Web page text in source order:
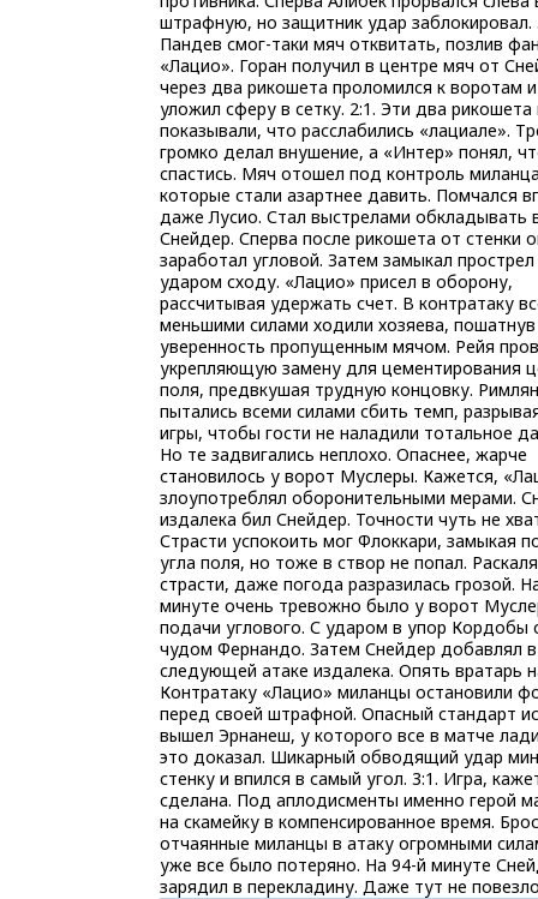
штрафную, но защитник удар заблокировал.
Пандев смог-таки мяч отквитать, позлив
«Лацио». Горан получил в центре мяч от
через два рикошета проломился к воротам
уложил сферу в сетку. 2:1. Эти два рикошета
показывали, что расслабились «лациале».
громко делал внушение, а «Интер» понял,
спастись. Мяч отошел под контроль
которые стали азартнее давить. Помчался
даже Лусио. Стал выстрелами обкладывать
Снейдер. Сперва после рикошета от стенки
заработал угловой. Затем замыкал
ударом сходу. «Лацио» присел в оборону,
рассчитывая удержать счет. В контратаку
меньшими силами ходили хозяева,
уверенность пропущенным мячом. Рейя
укрепляющую замену для цементирования
поля, предвкушая трудную концовку.
пытались всеми силами сбить темп,
игры, чтобы гости не наладили тотальное
Но те задвигались неплохо. Опаснее, жарче
становилось у ворот Муслеры. Кажется,
злоупотреблял оборонительными мерами.
издалека бил Снейдер. Точности чуть не
Страсти успокоить мог Флоккари, замыкая
угла поля, но тоже в створ не попал.
страсти, даже погода разразилась грозой.
минуте очень тревожно было у ворот
подачи углового. С ударом в упор Кордобы
чудом Фернандо. Затем Снейдер добавлял в
следующей атаке издалека. Опять вратарь
Контратаку «Лацио» миланцы остановили
перед своей штрафной. Опасный стандарт
вышел Эрнанеш, у которого все в матче
это доказал. Шикарный обводящий удар
стенку и впился в самый угол. 3:1. Игра,
сделана. Под аплодисменты именно герой
на скамейку в компенсированное время.
отчаянные миланцы в атаку огромными
уже все было потеряно. На 94-й минуте
зарядил в перекладину. Даже тут не